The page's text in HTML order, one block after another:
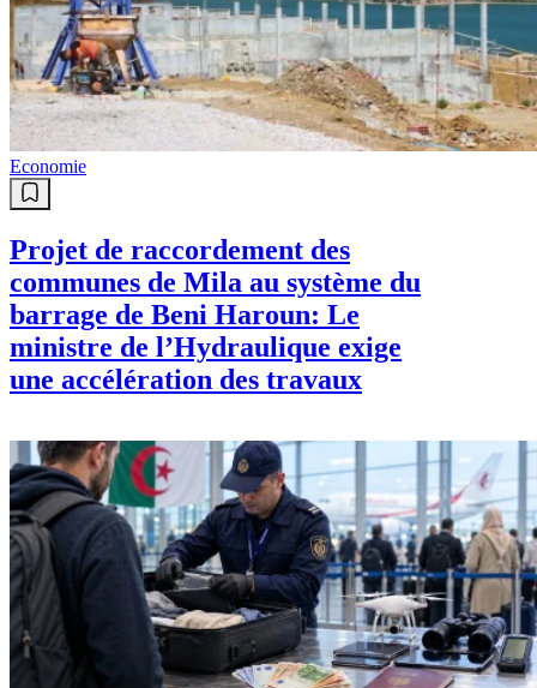
Economie
Projet de raccordement des
communes de Mila au système du
barrage de Beni Haroun: Le
ministre de l’Hydraulique exige
une accélération des travaux